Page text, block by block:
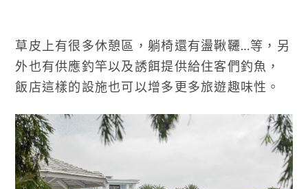
草皮上有很多休憩區，躺椅還有盪鞦韆…等，另
外也有供應釣竿以及誘餌提供給住客們釣魚，
飯店這樣的設施也可以增多更多旅遊趣味性。